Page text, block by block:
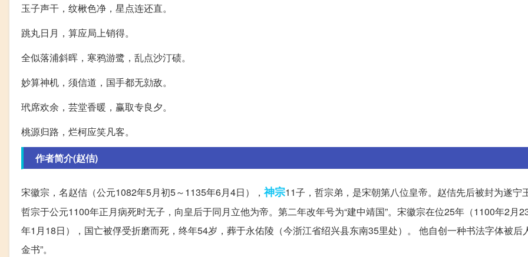
玉子声干，纹楸色净，星点连还直。
跳丸日月，算应局上销得。
全似落浦斜晖，寒鸦游鹭，乱点沙汀碛。
妙算神机，须信道，国手都无勍敌。
玳席欢余，芸堂香暖，赢取专良夕。
桃源归路，烂柯应笑凡客。
作者简介(赵佶)
宋徽宗，名赵佶（公元1082年5月初5～1135年6月4日）， 神宗11子，哲宗弟，是宋朝第八位皇帝。赵佶先后被封为遂宁
哲宗于公元1100年正月病死时无子，向皇后于同月立他为帝。第二年改年号为“建中靖国”。宋徽宗在位25年（1100年2月
年1月18日），国亡被俘受折磨而死，终年54岁，葬于永佑陵（今浙江省绍兴县东南35里处）。 他自创一种书法字体被后
金书”。